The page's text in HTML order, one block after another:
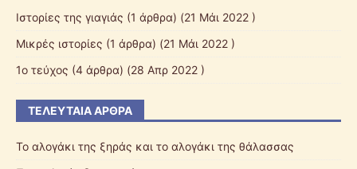
Ιστορίες της γιαγιάς (1 άρθρα) (21 Μάι 2022 )
Μικρές ιστορίες (1 άρθρα) (21 Μάι 2022 )
1ο τεύχος (4 άρθρα) (28 Απρ 2022 )
ΤΕΛΕΥΤΑΊΑ ΆΡΘΡΑ
Το αλογάκι της ξηράς και το αλογάκι της θάλασσας